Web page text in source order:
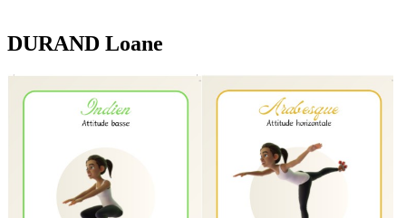
DURAND Loane